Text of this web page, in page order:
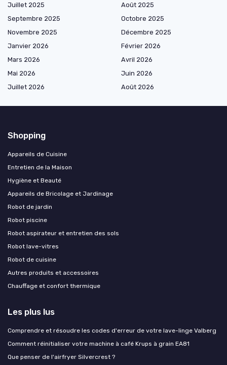
Juillet 2025
Août 2025
Septembre 2025
Octobre 2025
Novembre 2025
Décembre 2025
Janvier 2026
Février 2026
Mars 2026
Avril 2026
Mai 2026
Juin 2026
Juillet 2026
Août 2026
Shopping
Appareils de Cuisine
Entretien de la Maison
Hygiène et Beauté
Appareils de Bricolage et Jardinage
Robot de jardin
Robot piscine
Robot aspirateur et entretien des sols
Robot lave-vitres
Robot de cuisine
Autres produits et accessoires
Chauffage et confort thermique
Les plus lus
Comprendre et résoudre les codes d'erreur de votre lave-linge Valberg
Comment réinitialiser votre machine à café Krups à grain EA81
Que penser de l'airfryer Silvercrest ?